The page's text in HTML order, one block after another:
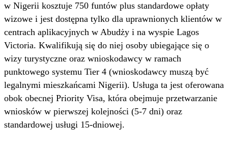
w Nigerii kosztuje 750 funtów plus standardowe opłaty
wizowe i jest dostępna tylko dla uprawnionych klientów w
centrach aplikacyjnych w Abudży i na wyspie Lagos
Victoria. Kwalifikują się do niej osoby ubiegające się o
wizy turystyczne oraz wnioskodawcy w ramach
punktowego systemu Tier 4 (wnioskodawcy muszą być
legalnymi mieszkańcami Nigerii). Usługa ta jest oferowana
obok obecnej Priority Visa, która obejmuje przetwarzanie
wniosków w pierwszej kolejności (5-7 dni) oraz
standardowej usługi 15-dniowej.